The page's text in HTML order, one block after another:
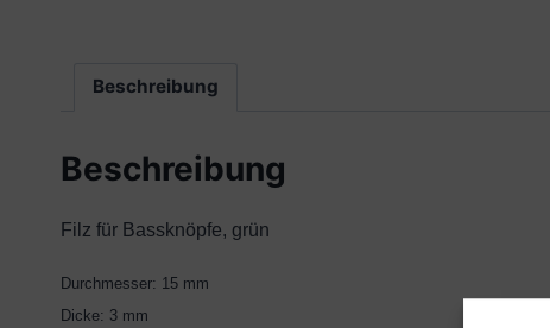
Beschreibung
Beschreibung
Filz für Bassknöpfe, grün
Durchmesser: 15 mm
Dicke: 3 mm